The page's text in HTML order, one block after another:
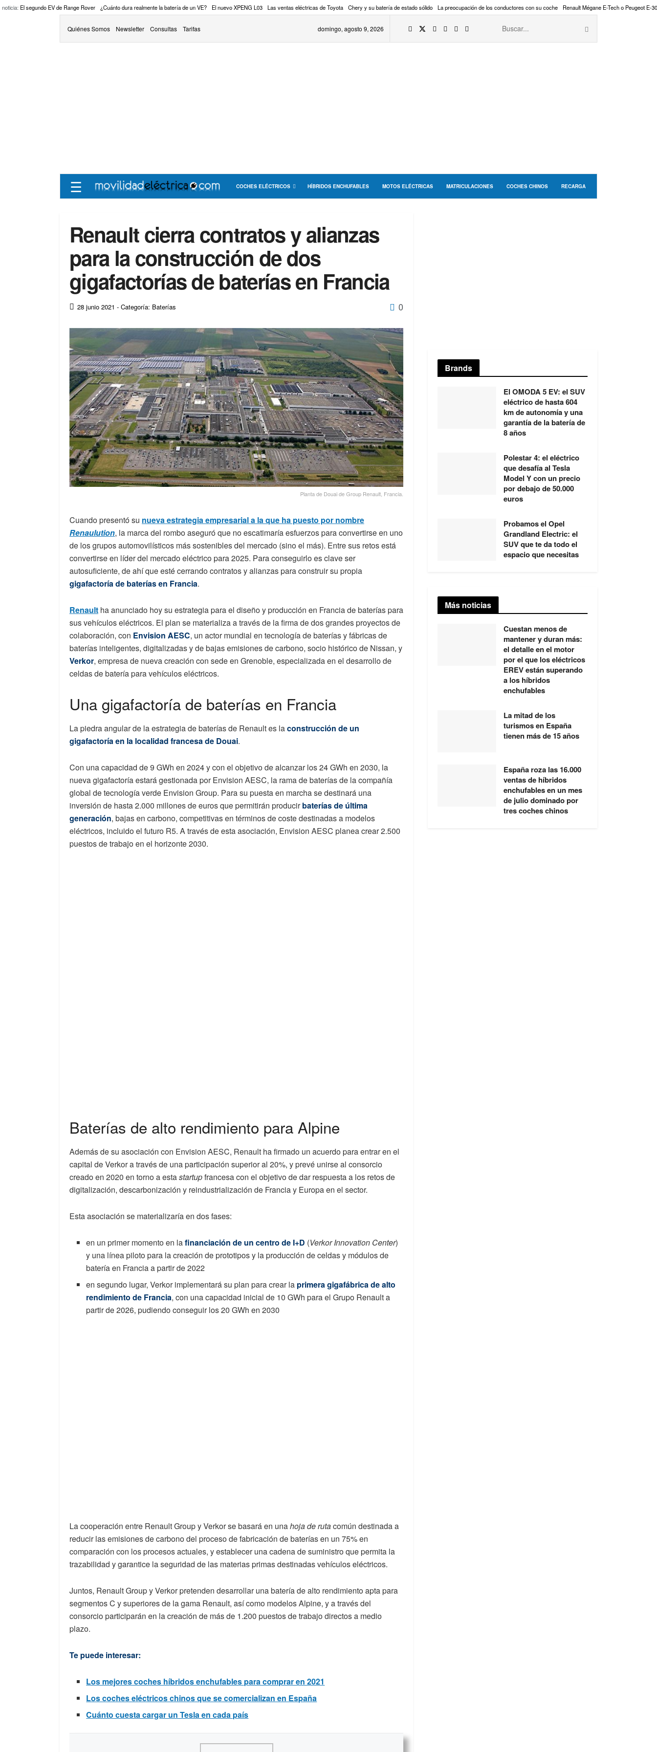
noticia: El segundo EV de Range Rover ¿Cuánto dura realmente la batería de un VE? El nuevo XPENG L03 Las ventas eléctricas de Toyota Chery y su batería de estado sólido La preocupación de los conductores con su coche Renault Mégane E-Tech o Peugeot E-
Quiénes Somos Newsletter Consultas Tarifas domingo, agosto 9, 2026
☰ COCHES ELÉCTRICOS HÍBRIDOS ENCHUFABLES MOTOS ELÉCTRICAS MATRICULACIONES COCHES CHINOS RECARGA
Renault cierra contratos y alianzas
para la construcción de dos
gigafactorías de baterías en Francia
28 junio 2021 - Categoría: Baterías 0
Planta de Douai de Group Renault, Francia.
Cuando presentó su nueva estrategia empresarial a la que ha puesto por nombre
Renaulution, la marca del rombo aseguró que no escatimaría esfuerzos para convertirse en uno
de los grupos automovilísticos más sostenibles del mercado (sino el más). Entre sus retos está
convertirse en líder del mercado eléctrico para 2025. Para conseguirlo es clave ser
autosuficiente, de ahí que esté cerrando contratos y alianzas para construir su propia
gigafactoría de baterías en Francia.
Renault ha anunciado hoy su estrategia para el diseño y producción en Francia de baterías para
sus vehículos eléctricos. El plan se materializa a través de la firma de dos grandes proyectos de
colaboración, con Envision AESC, un actor mundial en tecnología de baterías y fábricas de
baterías inteligentes, digitalizadas y de bajas emisiones de carbono, socio histórico de Nissan, y
Verkor, empresa de nueva creación con sede en Grenoble, especializada en el desarrollo de
celdas de batería para vehículos eléctricos.
Una gigafactoría de baterías en Francia
La piedra angular de la estrategia de baterías de Renault es laconstrucción de un
gigafactoría en la localidad francesa de Douai.
Con una capacidad de 9 GWh en 2024 y con el objetivo de alcanzar los 24 GWh en 2030, la
nueva gigafactoría estará gestionada por Envision AESC, la rama de baterías de la compañía
global de tecnología verde Envision Group. Para su puesta en marcha se destinará una
inversión de hasta 2.000 millones de euros que permitirán producirbaterías de última
generación, bajas en carbono, competitivas en términos de coste destinadas a modelos
eléctricos, incluido el futuro R5. A través de esta asociación, Envision AESC planea crear 2.500
puestos de trabajo en el horizonte 2030.
Baterías de alto rendimiento para Alpine
Además de su asociación con Envision AESC, Renault ha firmado un acuerdo para entrar en el
capital de Verkor a través de una participación superior al 20%, y prevé unirse al consorcio
creado en 2020 en torno a estastartupfrancesa con el objetivo de dar respuesta a los retos de
digitalización, descarbonización y reindustrialización de Francia y Europa en el sector.
Esta asociación se materializaría en dos fases:
en un primer momento en lafinanciación de un centro de I+D (Verkor Innovation Center)
y una línea piloto para la creación de prototipos y la producción de celdas y módulos de
batería en Francia a partir de 2022
en segundo lugar, Verkor implementará su plan para crear la primera gigafábrica de alto
rendimiento de Francia, con una capacidad inicial de 10 GWh para el Grupo Renault a
partir de 2026, pudiendo conseguir los 20 GWh en 2030
La cooperación entre Renault Group y Verkor se basará en unahoja de rutacomún destinada a
reducir las emisiones de carbono del proceso de fabricación de baterías en un 75% en
comparación con los procesos actuales, y establecer una cadena de suministro que permita la
trazabilidad y garantice la seguridad de las materias primas destinadas vehículos eléctricos.
Juntos, Renault Group y Verkor pretenden desarrollar una batería de alto rendimiento apta para
segmentos C y superiores de la gama Renault, así como modelos Alpine, y a través del
consorcio participarán en la creación de más de 1.200 puestos de trabajo directos a medio
plazo.
Te puede interesar:
Los mejores coches híbridos enchufables para comprar en 2021
Los coches eléctricos chinos que se comercializan en España
Cuánto cuesta cargar un Tesla en cada país
Brands
El OMODA 5 EV: el SUV
eléctrico de hasta 604
km de autonomía y una
garantía de la batería de
8 años
Polestar 4: el eléctrico
que desafía al Tesla
Model Y con un precio
por debajo de 50.000
euros
Probamos el Opel
Grandland Electric: el
SUV que te da todo el
espacio que necesitas
Más noticias
Cuestan menos de
mantener y duran más:
el detalle en el motor
por el que los eléctricos
EREV están superando
a los híbridos
enchufables
La mitad de los
turismos en España
tienen más de 15 años
España roza las 16.000
ventas de híbridos
enchufables en un mes
de julio dominado por
tres coches chinos